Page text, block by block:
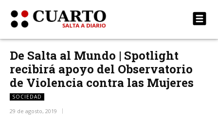
De Salta al Mundo | Spotlight
recibirá apoyo del Observatorio
de Violencia contra las Mujeres
SOCIEDAD
29 de agosto, 2019